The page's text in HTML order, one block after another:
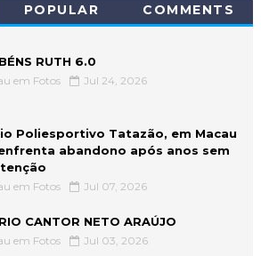
POPULAR COMMENTS
RUTH 6.0
em Fotos Jul 24, 2026
Poliesportivo Tatazão, em Macau
enfrenta abandono após anos sem
em Fotos Jul 07, 2026
CANTOR NETO ARAÚJO
em Fotos Jul 03, 2026